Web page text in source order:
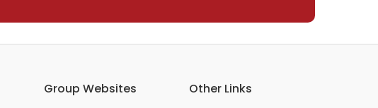
Group Websites
Other Links